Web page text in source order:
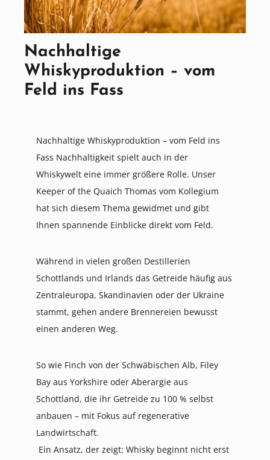
Nachhaltige
Whiskyproduktion – vom
Feld ins Fass
Nachhaltige Whiskyproduktion – vom Feld ins
Fass Nachhaltigkeit spielt auch in der
Whiskywelt eine immer größere Rolle. Unser
Keeper of the Quaich Thomas vom Kollegium
hat sich diesem Thema gewidmet und gibt
Ihnen spannende Einblicke direkt vom Feld.
Während in vielen großen Destillerien
Schottlands und Irlands das Getreide häufig aus
Zentraleuropa, Skandinavien oder der Ukraine
stammt, gehen andere Brennereien bewusst
einen anderen Weg.
So wie Finch von der Schwäbischen Alb, Filey
Bay aus Yorkshire oder Aberargie aus
Schottland, die ihr Getreide zu 100 % selbst
anbauen – mit Fokus auf regenerative
Landwirtschaft.
Ein Ansatz, der zeigt: Whisky beginnt nicht erst